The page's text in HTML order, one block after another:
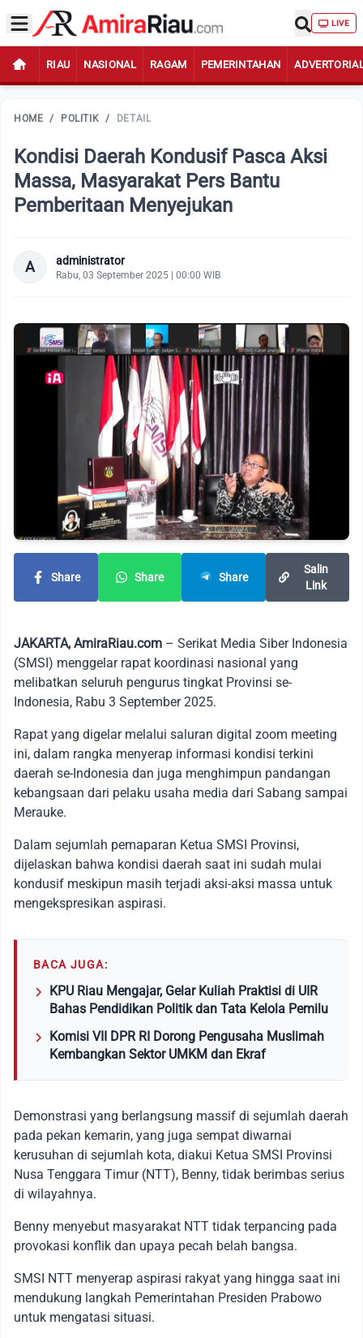
LIVE
RIAU NASIONAL RAGAM PEMERINTAHAN
HOME / POLITIK / DETAIL
Kondisi Daerah Kondusif Pasca Aksi
Massa, Masyarakat Pers Bantu
Pemberitaan Menyejukan
A administrator
Rabu, 03 September 2025 | 00:00 WIB
Share Share Share
Salin
Link
JAKARTA, AmiraRiau.com – Serikat Media Siber Indonesia
(SMSI) menggelar rapat koordinasi nasional yang
melibatkan seluruh pengurus tingkat Provinsi se-
Indonesia, Rabu 3 September 2025.
Rapat yang digelar melalui saluran digital zoom meeting
ini, dalam rangka menyerap informasi kondisi terkini
daerah se-Indonesia dan juga menghimpun pandangan
kebangsaan dari pelaku usaha media dari Sabang sampai
Merauke.
Dalam sejumlah pemaparan Ketua SMSI Provinsi,
dijelaskan bahwa kondisi daerah saat ini sudah mulai
kondusif meskipun masih terjadi aksi-aksi massa untuk
mengekspresikan aspirasi.
BACA JUGA:
KPU Riau Mengajar, Gelar Kuliah Praktisi di UIR
Bahas Pendidikan Politik dan Tata Kelola Pemilu
Komisi VII DPR RI Dorong Pengusaha Muslimah
Kembangkan Sektor UMKM dan Ekraf
Demonstrasi yang berlangsung massif di sejumlah daerah
pada pekan kemarin, yang juga sempat diwarnai
kerusuhan di sejumlah kota, diakui Ketua SMSI Provinsi
Nusa Tenggara Timur (NTT), Benny, tidak berimbas serius
di wilayahnya.
Benny menyebut masyarakat NTT tidak terpancing pada
provokasi konflik dan upaya pecah belah bangsa.
SMSI NTT menyerap aspirasi rakyat yang hingga saat ini
mendukung langkah Pemerintahan Presiden Prabowo
untuk mengatasi situasi.